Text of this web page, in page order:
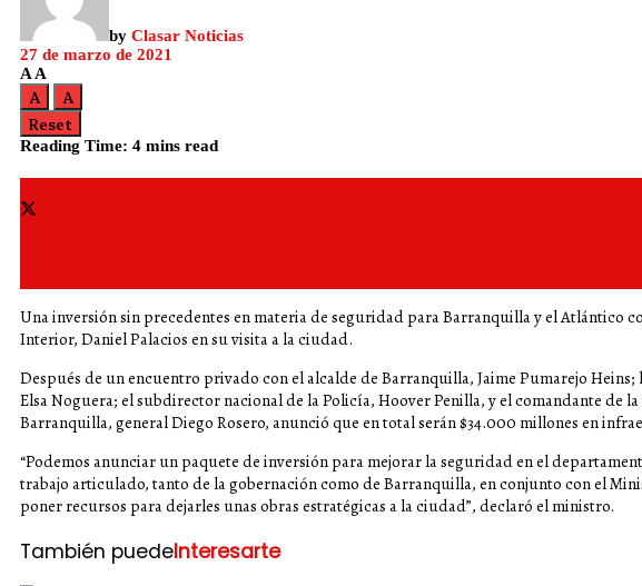
by Clasar Noticias
27 de marzo de 2021
A A
A
A
Reset
Reading Time: 4 mins read
Una inversión sin precedentes en materia de seguridad para Barranquilla y el Atlántico
Interior, Daniel Palacios en su visita a la ciudad.
Después de un encuentro privado con el alcalde de Barranquilla, Jaime Pumarejo
Elsa Noguera; el subdirector nacional de la Policía, Hoover Penilla, y el comandante de
Barranquilla, general Diego Rosero, anunció que en total serán $34.000 millones en
“Podemos anunciar un paquete de inversión para mejorar la seguridad en el
trabajo articulado, tanto de la gobernación como de Barranquilla, en conjunto con el
poner recursos para dejarles unas obras estratégicas a la ciudad”, declaró el ministro.
También puedeInteresarte